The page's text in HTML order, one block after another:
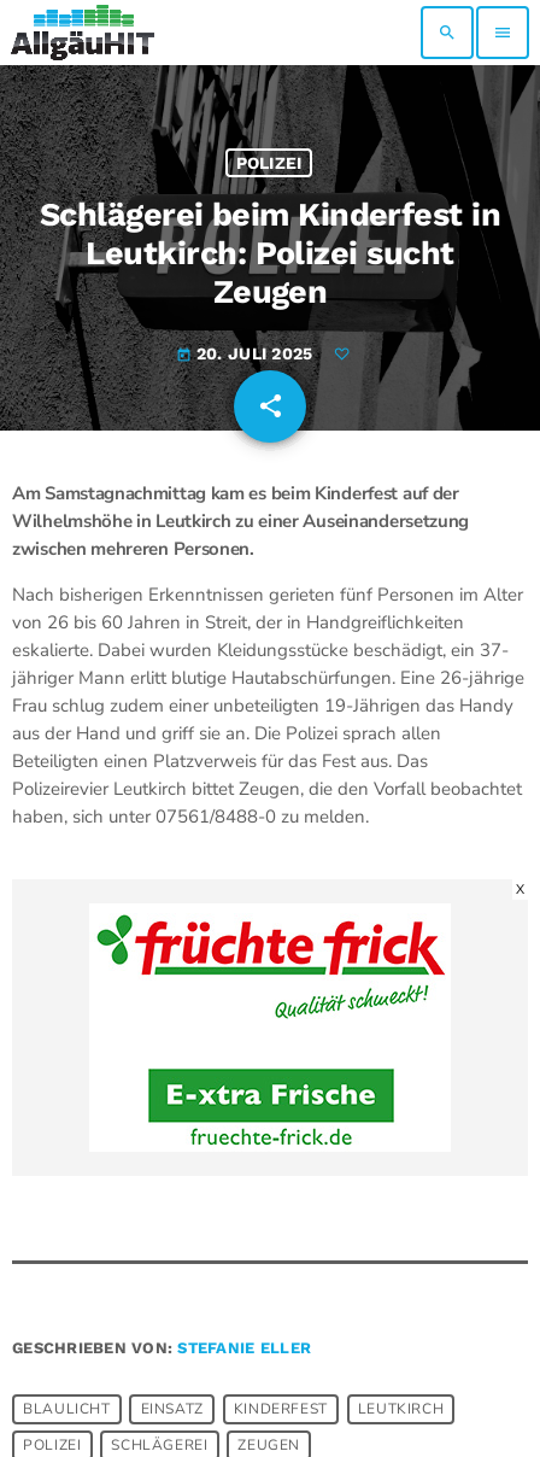
search menu
POLIZEI
Schlägerei beim Kinderfest in
Leutkirch: Polizei sucht
Zeugen
today 20. JULI 2025
share
email
Am Samstagnachmittag kam es beim Kinderfest auf der
Wilhelmshöhe in Leutkirch zu einer Auseinandersetzung
zwischen mehreren Personen.
Nach bisherigen Erkenntnissen gerieten fünf Personen im Alter
von 26 bis 60 Jahren in Streit, der in Handgreiflichkeiten
eskalierte. Dabei wurden Kleidungsstücke beschädigt, ein 37-
jähriger Mann erlitt blutige Hautabschürfungen. Eine 26-jährige
Frau schlug zudem einer unbeteiligten 19-Jährigen das Handy
aus der Hand und griff sie an. Die Polizei sprach allen
Beteiligten einen Platzverweis für das Fest aus. Das
Polizeirevier Leutkirch bittet Zeugen, die den Vorfall beobachtet
haben, sich unter 07561/8488-0 zu melden.
X
GESCHRIEBEN VON:STEFANIE ELLER
BLAULICHT EINSATZ KINDERFEST
LEUTKIRCH
POLIZEI
SCHLÄGEREI ZEUGEN